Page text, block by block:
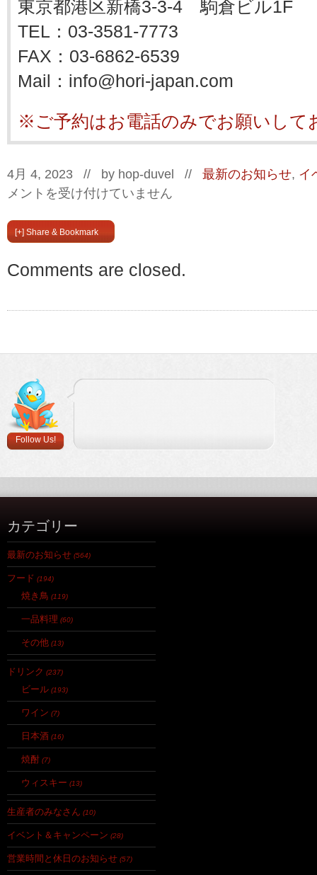
東京都港区新橋3-3-4 駒倉ビル1F
TEL：03-3581-7773
FAX：03-6862-6539
Mail：info@hori-japan.com
※ご予約はお電話のみでお願いして
4月 4, 2023 // by hop-duvel // 最新のお知らせ, イ
メントを受け付けていません
[+] Share & Bookmark
Comments are closed.
Follow Us!
カテゴリー
最新のお知らせ (564)
フード (194)
焼き鳥 (119)
一品料理 (60)
その他 (13)
ドリンク (237)
ビール (193)
ワイン (7)
日本酒 (16)
焼酎 (7)
ウィスキー (13)
生産者のみなさん (10)
イベント＆キャンペーン (28)
営業時間と休日のお知らせ (57)